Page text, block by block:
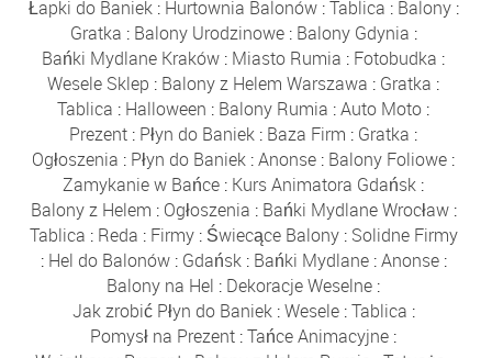
Łapki do Baniek: Hurtownia Balonów:Tablica : Balony:
Gratka : Balony Urodzinowe: Balony Gdynia :
Bańki Mydlane Kraków : Miasto Rumia : Fotobudka :
Wesele Sklep : Balony z Helem Warszawa : Gratka :
Tablica : Halloween : Balony Rumia :Auto Moto :
Prezent : Płyn do Baniek : Baza Firm : Gratka :
Ogłoszenia : Płyn do Baniek :Anonse : Balony Foliowe :
Zamykanie w Bańce : Kurs Animatora Gdańsk :
Balony z Helem : Ogłoszenia : Bańki Mydlane Wrocław:
Tablica : Reda : Firmy: Świecące Balony: Solidne Firmy
: Hel do Balonów: Gdańsk: Bańki Mydlane:Anonse:
Balony na Hel : Dekoracje Weselne :
Jak zrobić Płyn do Baniek:Wesele:Tablica :
Pomysł na Prezent :Tańce Animacyjne :